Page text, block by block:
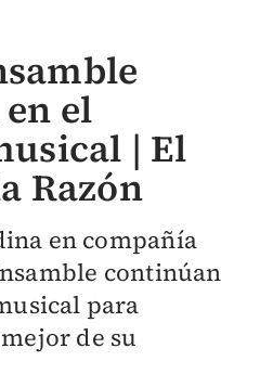
el
| El
Razón
en compañía
continúan
para
de su